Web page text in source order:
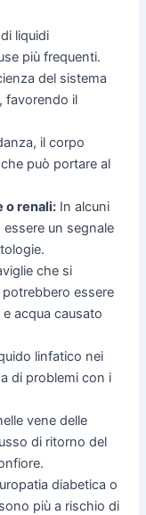
liquidi
più frequenti.
del sistema
favorendo il
il corpo
può portare al
o renali: In alcuni
un segnale
che si
essere
acqua causato
linfatico nei
di problemi con i
vene delle
di ritorno del
diabetica o
più a rischio di